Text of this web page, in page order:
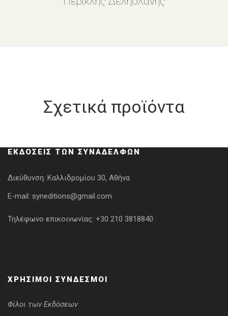
Σχετικά προϊόντα
ΕΚΔΌΣΕΙΣ ΤΩΝ ΣΥΝΑΔΈΛΦΩΝ
Διεύθυνση: Καλλιδρομίου 30, Αθήνα
E-mail: syneditions@gmail.com
Τηλέφωνο επικοινωνίας: +30 210 3818840
ΧΡΉΣΙΜΟΙ ΣΎΝΔΕΣΜΟΙ
Φίλοι των Εκδόσεων